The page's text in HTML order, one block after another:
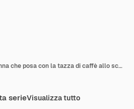
Angolo alto della donna che posa con la tazza di caffè allo scrittorio accanto al computer
serieVisualizza tutto